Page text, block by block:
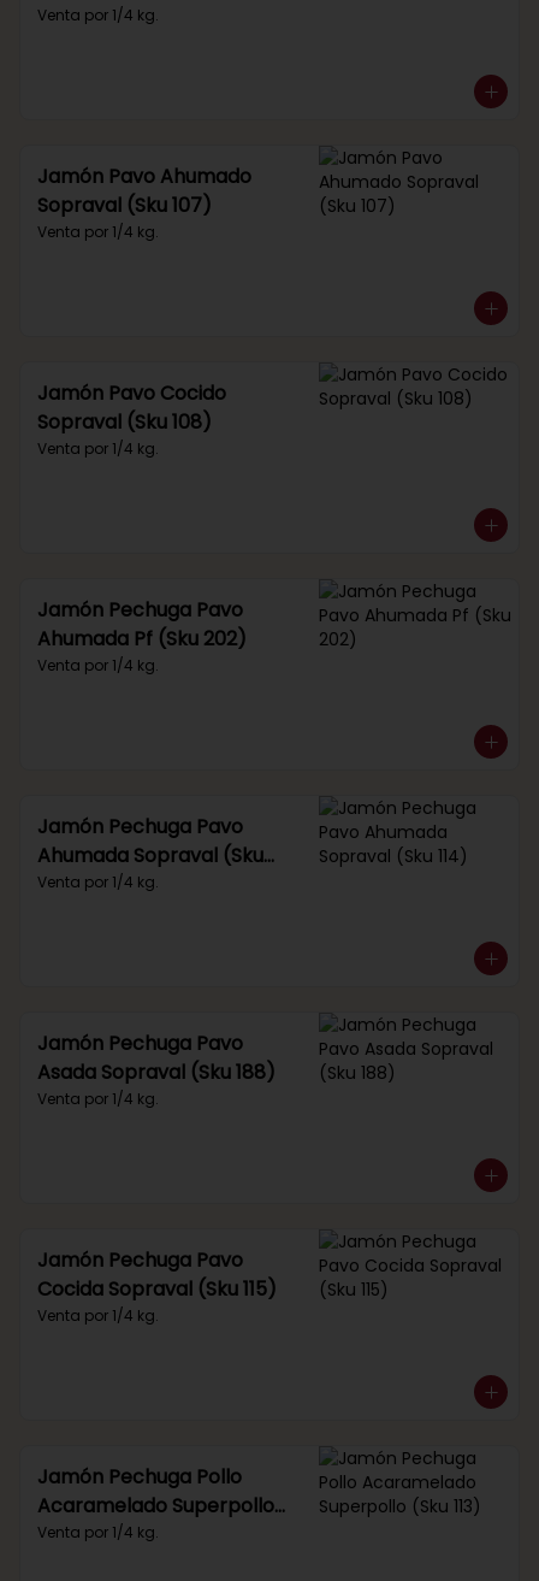
Venta por 1/4 kg.
Jamón Pavo Ahumado
Sopraval (Sku 107)
Venta por 1/4 kg.
Jamón Pavo Cocido
Sopraval (Sku 108)
Venta por 1/4 kg.
Jamón Pechuga Pavo
Ahumada Pf (Sku 202)
Venta por 1/4 kg.
Jamón Pechuga Pavo
Ahumada Sopraval (Sku
114)
Venta por 1/4 kg.
Jamón Pechuga Pavo
Asada Sopraval (Sku 188)
Venta por 1/4 kg.
Jamón Pechuga Pavo
Cocida Sopraval (Sku 115)
Venta por 1/4 kg.
Jamón Pechuga Pollo
Acaramelado Superpollo
(Sku 113)
Venta por 1/4 kg.